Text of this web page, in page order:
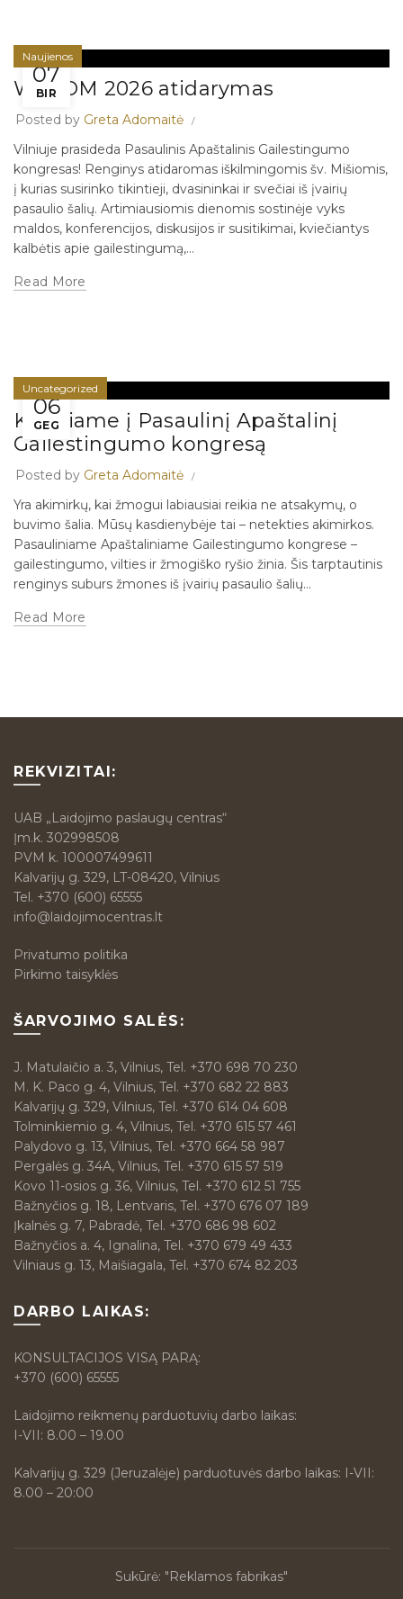
07
BIR
Naujienos
WACOM 2026 atidarymas
Posted by Greta Adomaitė
Vilniuje prasideda Pasaulinis Apaštalinis Gailestingumo
kongresas! Renginys atidaromas iškilmingomis šv. Mišiomis,
į kurias susirinko tikintieji, dvasininkai ir svečiai iš įvairių
pasaulio šalių. Artimiausiomis dienomis sostinėje vyks
maldos, konferencijos, diskusijos ir susitikimai, kviečiantys
kalbėtis apie gailestingumą,...
Read More
06
GEG
Uncategorized
Kviečiame į Pasaulinį Apaštalinį
Gailestingumo kongresą
Posted by Greta Adomaitė
Yra akimirkų, kai žmogui labiausiai reikia ne atsakymų, o
buvimo šalia. Mūsų kasdienybėje tai – netekties akimirkos.
Pasauliniame Apaštaliniame Gailestingumo kongrese –
gailestingumo, vilties ir žmogiško ryšio žinia. Šis tarptautinis
renginys suburs žmones iš įvairių pasaulio šalių...
Read More
REKVIZITAI:
UAB „Laidojimo paslaugų centras“
Įm.k. 302998508
PVM k. 100007499611
Kalvarijų g. 329, LT-08420, Vilnius
Tel. +370 (600) 65555
info@laidojimocentras.lt
Privatumo politika
Pirkimo taisyklės
ŠARVOJIMO SALĖS:
J. Matulaičio a. 3, Vilnius, Tel. +370 698 70 230
M. K. Paco g. 4, Vilnius, Tel. +370 682 22 883
Kalvarijų g. 329, Vilnius, Tel. +370 614 04 608
Tolminkiemio g. 4, Vilnius, Tel. +370 615 57 461
Palydovo g. 13, Vilnius, Tel. +370 664 58 987
Pergalės g. 34A, Vilnius, Tel. +370 615 57 519
Kovo 11-osios g. 36, Vilnius, Tel. +370 612 51 755
Bažnyčios g. 18, Lentvaris, Tel. +370 676 07 189
Įkalnės g. 7, Pabradė, Tel. +370 686 98 602
Bažnyčios a. 4, Ignalina, Tel. +370 679 49 433
Vilniaus g. 13, Maišiagala, Tel. +370 674 82 203
DARBO LAIKAS:
KONSULTACIJOS VISĄ PARĄ:
+370 (600) 65555
Laidojimo reikmenų parduotuvių darbo laikas:
I-VII: 8.00 – 19.00
Kalvarijų g. 329 (Jeruzalėje) parduotuvės darbo laikas: I-VII:
8.00 – 20:00
Sukūrė: "Reklamos fabrikas"